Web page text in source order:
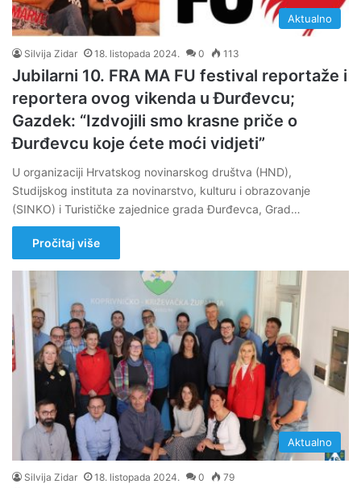
Aktualno
Silvija Zidar 18. listopada 2024. 0 113
Jubilarni 10. FRA MA FU festival reportaže i
reportera ovog vikenda u Đurđevcu;
Gazdek: “Izdvojili smo krasne priče o
Đurđevcu koje ćete moći vidjeti”
U organizaciji Hrvatskog novinarskog društva (HND),
Studijskog instituta za novinarstvo, kulturu i obrazovanje
(SINKO) i Turističke zajednice grada Đurđevca, Grad…
Pročitaj više
Aktualno
Silvija Zidar 18. listopada 2024. 0 79